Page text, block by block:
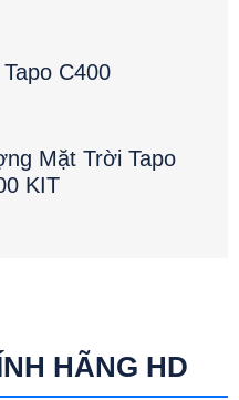
C400
Mặt Trời Tapo
KIT
HÃNG HD